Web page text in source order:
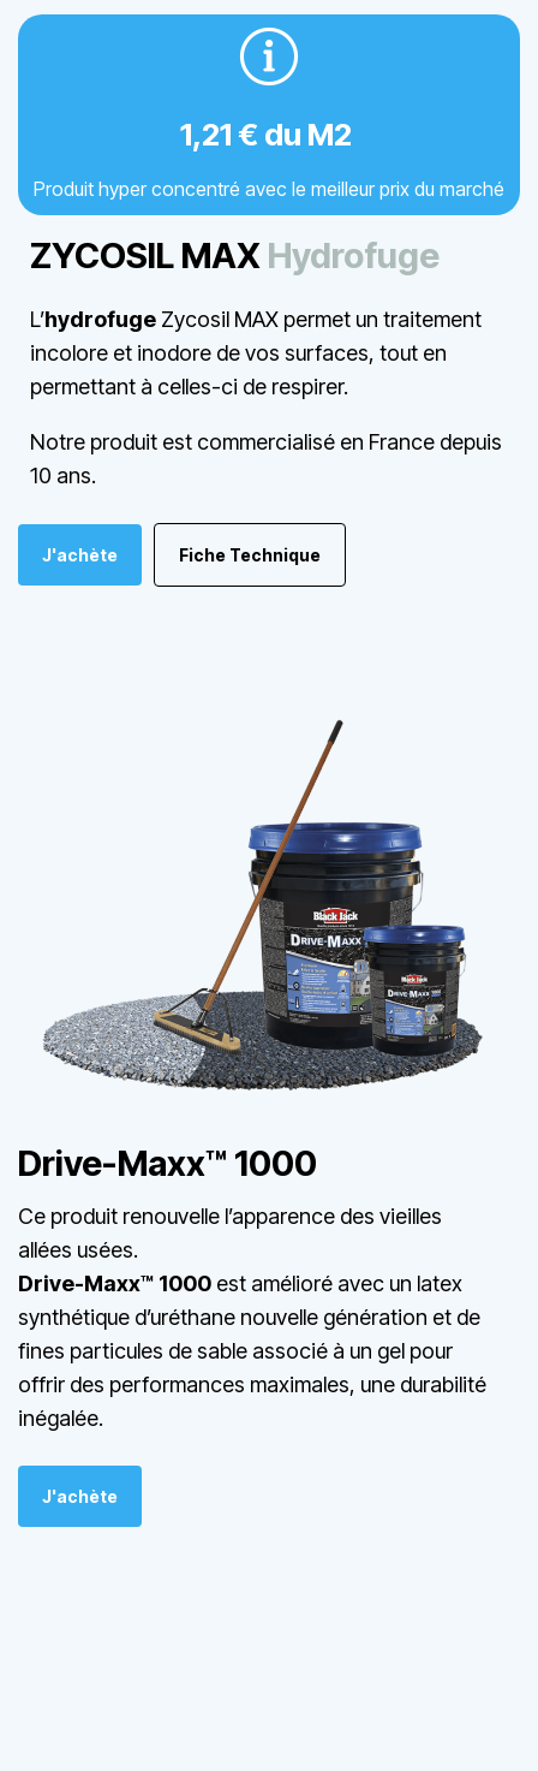
1,21 € du M2
Produit hyper concentré avec le meilleur prix du marché
ZYCOSIL MAX Hydrofuge
L’hydrofuge Zycosil MAX permet un traitement
incolore et inodore de vos surfaces, tout en
permettant à celles-ci de respirer.
Notre produit est commercialisé en France depuis
10 ans.
J'achète Fiche Technique
Drive-Maxx™ 1000
Ce produit renouvelle l’apparence des vieilles
allées usées.
Drive-Maxx™ 1000 est amélioré avec un latex
synthétique d’uréthane nouvelle génération et de
fines particules de sable associé à un gel pour
offrir des performances maximales, une durabilité
inégalée.
J'achète